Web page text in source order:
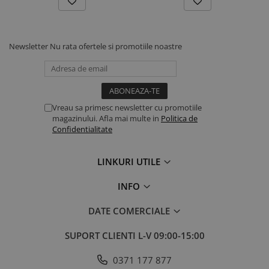
Alege un lănțișor cu personalitate pentru băiatul tău sau
Newsletter Nu rata ofertele si promotiile noastre
Vreau sa primesc newsletter cu promotiile
magazinului. Afla mai multe in Politica de
Confidentialitate
LINKURI UTILE
INFO
DATE COMERCIALE
SUPORT CLIENTI L-V 09:00-15:00
0371 177 877